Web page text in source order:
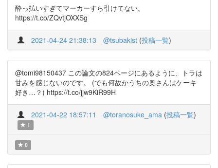
酔っ払いすぎてマーカーすら引けてない。
https://t.co/ZQvtjOXXSg
2021-04-24 21:38:13 @tsubakist (投稿一覧)
@tomi98150437 この論文の824ページにあるように、トラは
甘みを感じないのです。 (でも何故かうちの奥さんはケーキ
好き…？) https://t.co/jjw9KiR99H
2021-04-22 18:57:11 @toranosuke_ama (投稿一覧)
1
0